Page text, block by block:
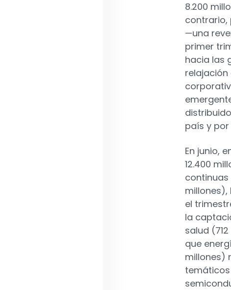
8.200
contrario,
—una
primer
hacia las
relajación
país y
En junio,
12.400
continuas
el
la
salud
que
millones)
temáticos